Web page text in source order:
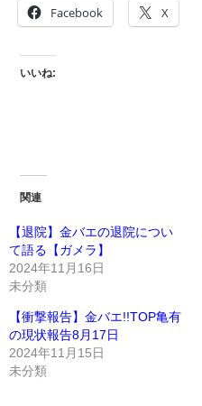
Facebook X
いいね:
関連
【退院】金バエの退院につい
て語る【ガメラ】
2024年11月16日
未分類
【衝撃報告】金バエ!!TOP亀有
の現状報告8月17日
2024年11月15日
未分類